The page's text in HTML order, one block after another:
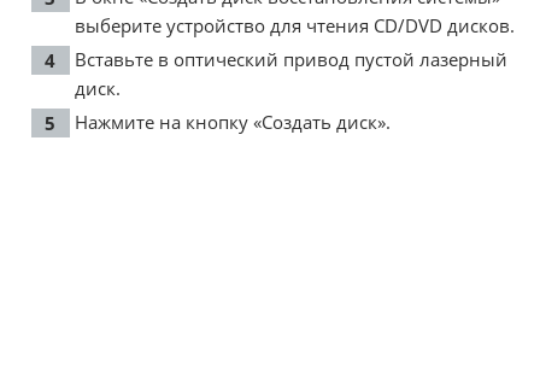
выберите устройство для чтения CD/DVD дисков.
Вставьте в оптический привод пустой лазерный
диск.
Нажмите на кнопку «Создать диск».